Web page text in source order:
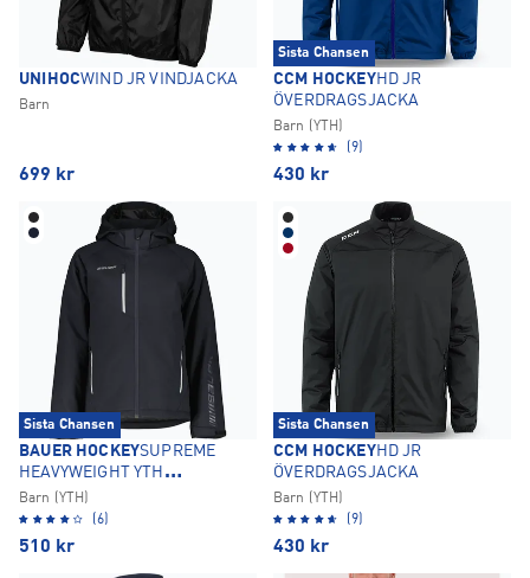
UNIHOCWIND JR VINDJACKA
Barn
699 kr
Sista Chansen
CCM HOCKEYHD JR
ÖVERDRAGSJACKA
Barn (YTH)
(9)
430 kr
Sista Chansen
BAUER HOCKEYSUPREME
HEAVYWEIGHT YTH
ÖVERDRAGSJACKA
Barn (YTH)
(6)
510 kr
Sista Chansen
CCM HOCKEYHD JR
ÖVERDRAGSJACKA
Barn (YTH)
(9)
430 kr